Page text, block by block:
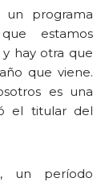
un programa
estamos
hay otra que
que viene.
es una
el titular del
un período